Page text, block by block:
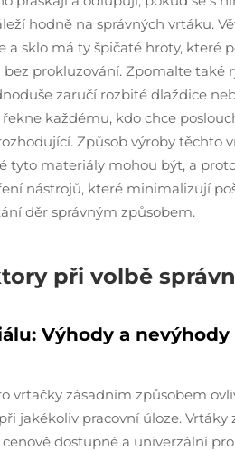
hodně na správných vrtáku.
a sklo má ty špičaté hroty, které
bez prokluzování. Zpomalte také
zaručí rozbité dlaždice
každému, kdo chce
Způsob výroby těchto
tyto materiály mohou být, a
nástrojů, které minimalizují
děr správným způsobem.
při volbě
Výhody a nevýhody
vrtačky zásadním způsobem
jakékoliv pracovní úloze. Vrtáky
cenově dostupné a univerzální